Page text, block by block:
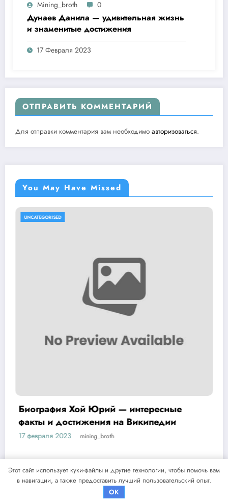
Mining_broth 0
Дунаев Данила — удивительная жизнь
и знаменитые достижения
17 Февраля 2023
ОТПРАВИТЬ КОММЕНТАРИЙ
Для отправки комментария вам необходимо авторизоваться.
You May Have Missed
Ольга Мелихова —
спортсменка, олимпийская
история успеха и забавные
17 февраля 2023
WordPress
Этот сайт использует куки-файлы и другие технологии, чтобы помочь вам
в навигации, а также предоставить лучший пользовательский опыт.
OK